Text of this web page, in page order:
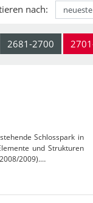
nach:
2681-2700
Schlosspark in
und Strukturen
2009).…